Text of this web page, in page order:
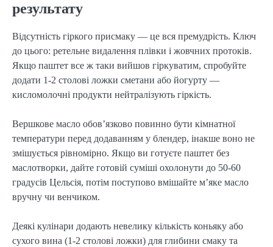
результату
Відсутність гіркого присмаку — це вся премудрість. Ключ
до цього: ретельне видалення плівки і жовчних протоків.
Якщо паштет все ж таки вийшов гіркуватим, спробуйте
додати 1-2 столові ложки сметани або йогурту —
кисломолочні продукти нейтралізують гіркість.
Вершкове масло обов’язково повинно бути кімнатної
температури перед додаванням у блендер, інакше воно не
змішується рівномірно. Якщо ви готуєте паштет без
маслотворки, дайте готовій суміші охолонути до 50-60
градусів Цельсія, потім поступово вмішайте м’яке масло
вручну чи венчиком.
Деякі кулінари додають невелику кількість коньяку або
сухого вина (1-2 столові ложки) для глибини смаку та